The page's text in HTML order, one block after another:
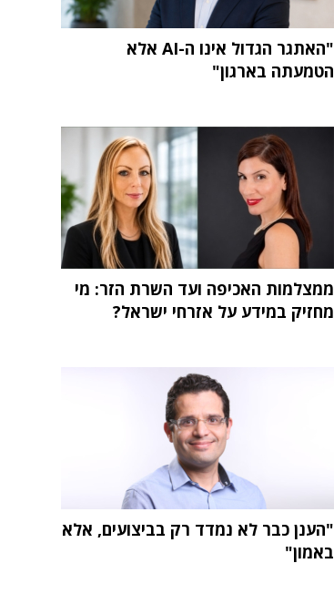
"האתגר הגדול אינו ה-AI אלא
הטמעתה בארגון"
ממצלמות האכיפה ועד השרת הזר: מי
מחזיק במידע על אזרחי ישראל?
"הענן כבר לא נמדד רק בביצועים, אלא
באמון"